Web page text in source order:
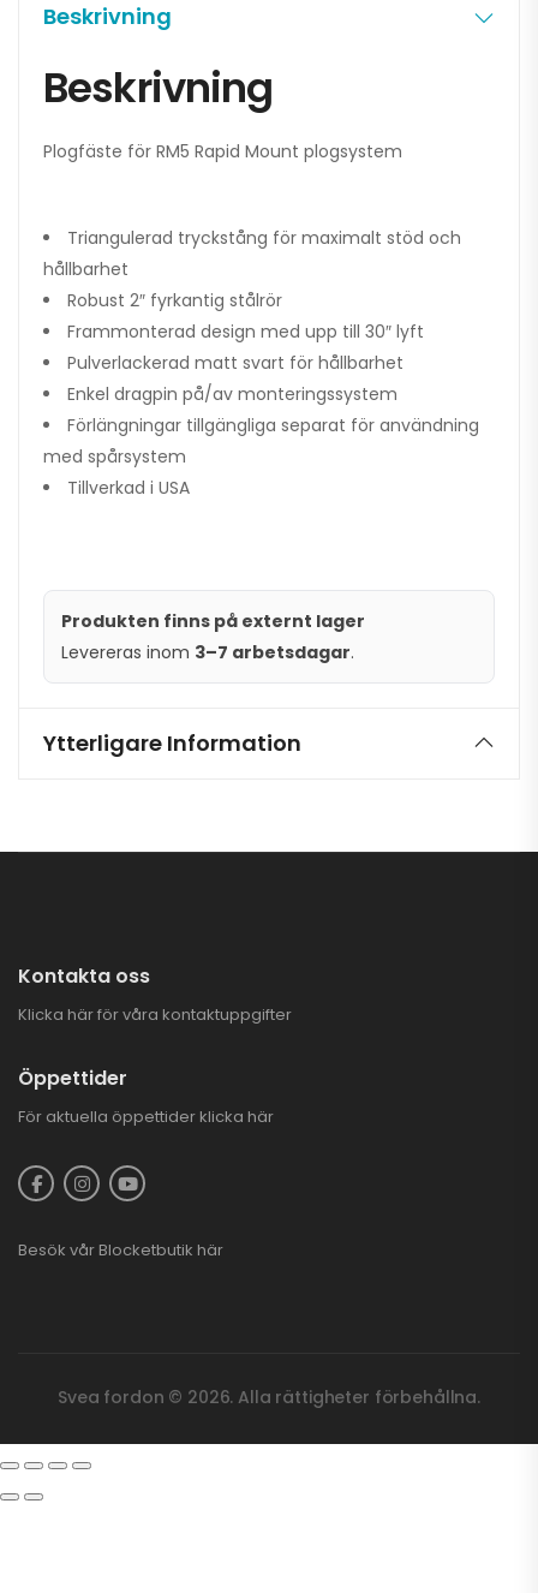
Beskrivning
Beskrivning
Plogfäste för RM5 Rapid Mount plogsystem
Triangulerad tryckstång för maximalt stöd och
hållbarhet
Robust 2″ fyrkantig stålrör
Frammonterad design med upp till 30″ lyft
Pulverlackerad matt svart för hållbarhet
Enkel dragpin på/av monteringssystem
Förlängningar tillgängliga separat för användning
med spårsystem
Tillverkad i USA
Produkten finns på externt lager
Levereras inom 3–7 arbetsdagar.
Ytterligare Information
Kontakta oss
Klicka här för våra kontaktuppgifter
Öppettider
För aktuella öppettider klicka här
Besök vår Blocketbutik här
Svea fordon © 2026. Alla rättigheter förbehållna.